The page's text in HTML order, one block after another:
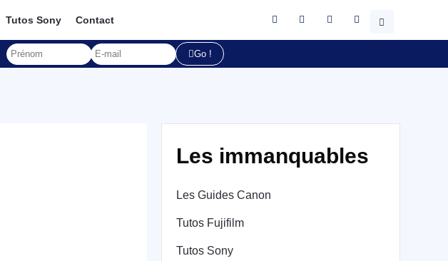
Tutos Sony Contact
Go !
Les immanquables
Les Guides Canon
Tutos Fujifilm
Tutos Sony